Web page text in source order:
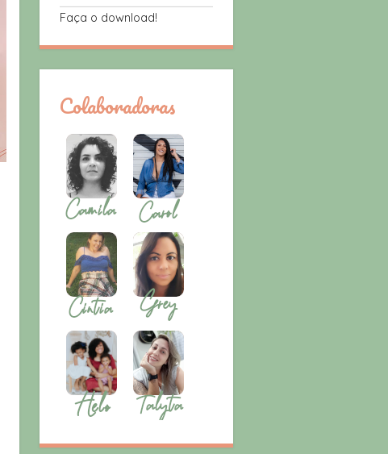
Faça o download!
Colaboradoras